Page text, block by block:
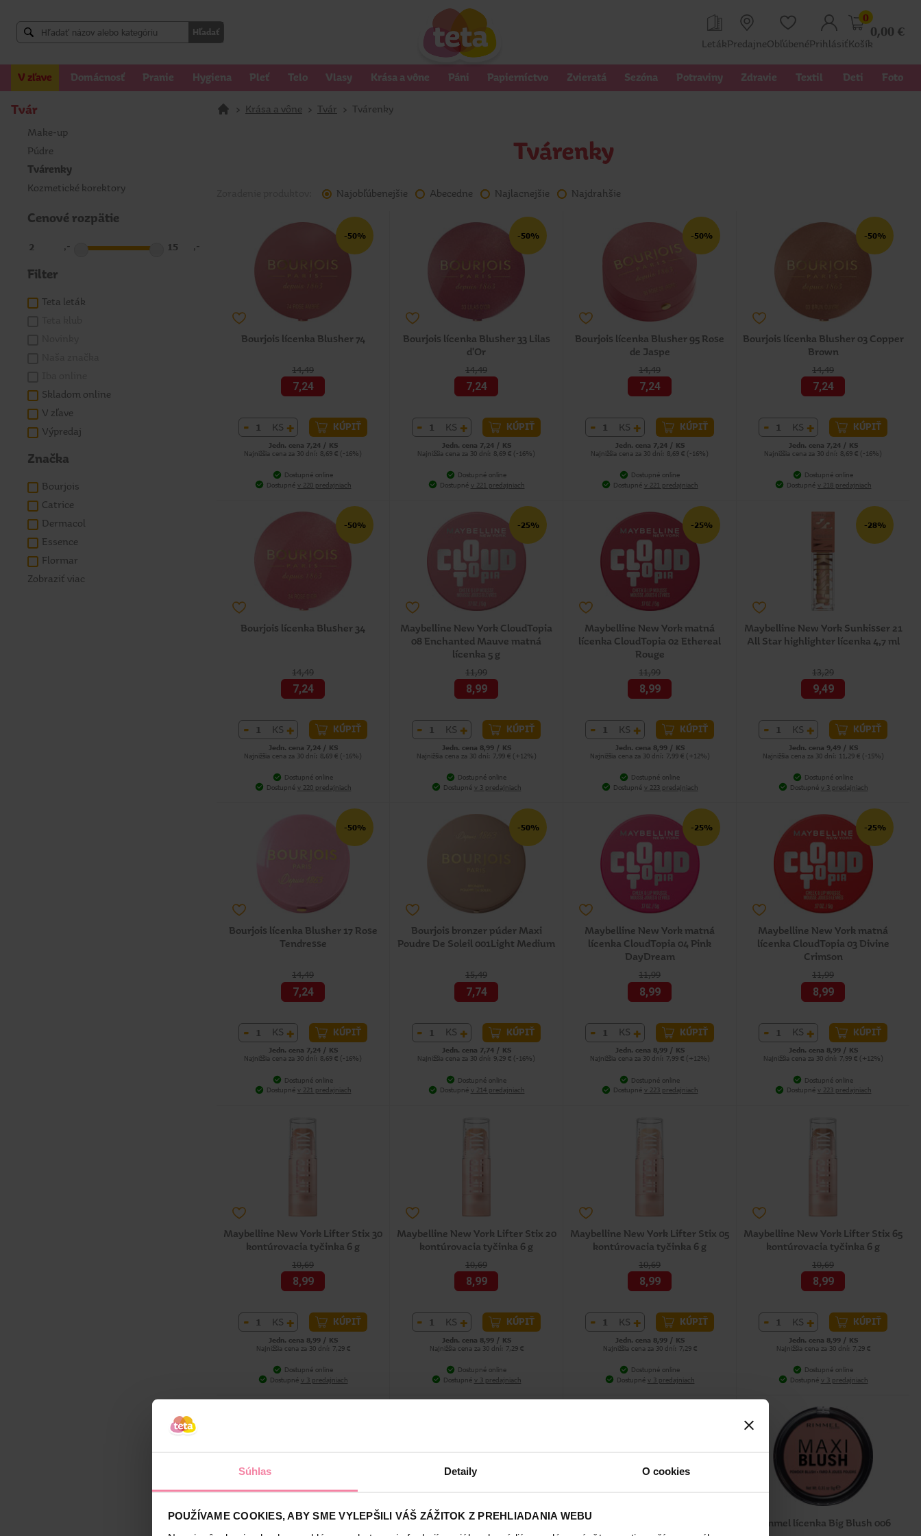
Súhlas Detaily O cookies
POUŽÍVAME COOKIES, ABY SME VYLEPŠILI VÁŠ ZÁŽITOK Z PREHLIADANIA WEBU
Hľadať
LetákPredajneObľúbenéPrihlásiť
0
0,00 €
Košík
V zľave Domácnosť Pranie Hygiena Pleť Telo Vlasy Krása a vône Páni Papierníctvo Zvieratá Sezóna Potraviny Zdravie Textil Deti Foto
Tvár
Make-up
Púdre
Tvárenky
Kozmetické korektory
Cenové rozpätie
,- ,-
Filter
Teta leták
Skladom online
V zľave
Výpredaj
Značka
Bourjois
Catrice
Dermacol
Essence
Flormar
Zobraziť viac
> Krása a vône > Tvár > Tvárenky
Tvárenky
Najobľúbenejšie Abecedne Najlacnejšie Najdrahšie
-50%
Bourjois lícenka Blusher 74
14,49
7,24
- KS + KÚPIŤ
Jedn. cena 7,24 / KS
Najnižšia cena za 30 dní: 8,69 € (-16%)
Dostupné online
Dostupné v 220 predajniach
-50%
Bourjois lícenka Blusher 33 Lilas
d'Or
14,49
7,24
- KS + KÚPIŤ
Jedn. cena 7,24 / KS
Najnižšia cena za 30 dní: 8,69 € (-16%)
Dostupné online
Dostupné v 221 predajniach
-50%
Bourjois lícenka Blusher 95 Rose
de Jaspe
14,49
7,24
- KS + KÚPIŤ
Jedn. cena 7,24 / KS
Najnižšia cena za 30 dní: 8,69 € (-16%)
Dostupné online
Dostupné v 221 predajniach
-50%
Bourjois lícenka Blusher 03 Copper
Brown
14,49
7,24
- KS + KÚPIŤ
Jedn. cena 7,24 / KS
Najnižšia cena za 30 dní: 8,69 € (-16%)
Dostupné online
Dostupné v 218 predajniach
-50%
Bourjois lícenka Blusher 34
14,49
7,24
- KS + KÚPIŤ
Jedn. cena 7,24 / KS
Najnižšia cena za 30 dní: 8,69 € (-16%)
Dostupné online
Dostupné v 220 predajniach
-25%
Maybelline New York CloudTopia
08 Enchanted Mauve matná
lícenka 5 g
11,99
8,99
- KS + KÚPIŤ
Jedn. cena 8,99 / KS
Najnižšia cena za 30 dní: 7,99 € (+12%)
Dostupné online
Dostupné v 3 predajniach
-25%
Maybelline New York matná
lícenka CloudTopia 02 Ethereal
Rouge
11,99
8,99
- KS + KÚPIŤ
Jedn. cena 8,99 / KS
Najnižšia cena za 30 dní: 7,99 € (+12%)
Dostupné online
Dostupné v 223 predajniach
-28%
Maybelline New York Sunkisser 21
All Star highlighter lícenka 4,7 ml
13,29
9,49
- KS + KÚPIŤ
Jedn. cena 9,49 / KS
Najnižšia cena za 30 dní: 11,29 € (-15%)
Dostupné online
Dostupné v 3 predajniach
-50%
Bourjois lícenka Blusher 17 Rose
Tendresse
14,49
7,24
- KS + KÚPIŤ
Jedn. cena 7,24 / KS
Najnižšia cena za 30 dní: 8,69 € (-16%)
Dostupné online
Dostupné v 221 predajniach
-50%
Bourjois bronzer púder Maxi
Poudre De Soleil 001Light Medium
15,49
7,74
- KS + KÚPIŤ
Jedn. cena 7,74 / KS
Najnižšia cena za 30 dní: 9,29 € (-16%)
Dostupné online
Dostupné v 214 predajniach
-25%
Maybelline New York matná
lícenka CloudTopia 04 Pink
DayDream
11,99
8,99
- KS + KÚPIŤ
Jedn. cena 8,99 / KS
Najnižšia cena za 30 dní: 7,99 € (+12%)
Dostupné online
Dostupné v 223 predajniach
-25%
Maybelline New York matná
lícenka CloudTopia 03 Divine
Crimson
11,99
8,99
- KS + KÚPIŤ
Jedn. cena 8,99 / KS
Najnižšia cena za 30 dní: 7,99 € (+12%)
Dostupné online
Dostupné v 223 predajniach
Maybelline New York Lifter Stix 30
kontúrovacia tyčinka 6 g
10,69
8,99
- KS + KÚPIŤ
Jedn. cena 8,99 / KS
Najnižšia cena za 30 dní: 7,29 €
Dostupné online
Dostupné v 3 predajniach
Maybelline New York Lifter Stix 20
kontúrovacia tyčinka 6 g
10,69
8,99
- KS + KÚPIŤ
Jedn. cena 8,99 / KS
Najnižšia cena za 30 dní: 7,29 €
Dostupné online
Dostupné v 3 predajniach
Maybelline New York Lifter Stix 05
kontúrovacia tyčinka 6 g
10,69
8,99
- KS + KÚPIŤ
Jedn. cena 8,99 / KS
Najnižšia cena za 30 dní: 7,29 €
Dostupné online
Dostupné v 3 predajniach
Maybelline New York Lifter Stix 65
kontúrovacia tyčinka 6 g
10,69
8,99
- KS + KÚPIŤ
Jedn. cena 8,99 / KS
Najnižšia cena za 30 dní: 7,29 €
Dostupné online
Dostupné v 3 predajniach
Catrice multifunkčná lícenka
Catrice multifunkčná lícenka
Rimmel lícenka Big Blush 003 Rimmel lícenka Big Blush 006